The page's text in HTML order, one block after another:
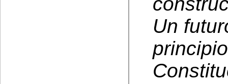
Un